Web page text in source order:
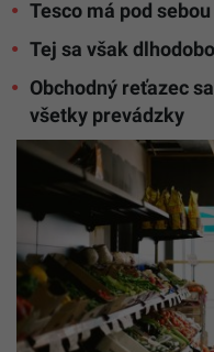
Tesco má pod
Tej sa však
Obchodný reťazec
všetky prevádzky